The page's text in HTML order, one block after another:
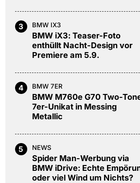
3 BMW IX3
BMW iX3: Teaser-Foto
enthüllt Nacht-Design vor
Premiere am 5.9.
4 BMW 7ER
BMW M760e G70 Two-
7er-Unikat in Messing
Metallic
5 NEWS
Spider Man-Werbung via
BMW iDrive: Echte
oder viel Wind um Nichts?